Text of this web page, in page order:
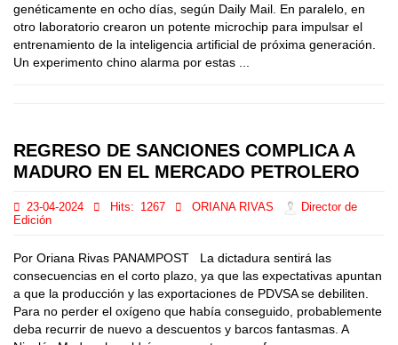
genéticamente en ocho días, según Daily Mail. En paralelo, en
otro laboratorio crearon un potente microchip para impulsar el
entrenamiento de la inteligencia artificial de próxima generación.
Un experimento chino alarma por estas ...
REGRESO DE SANCIONES COMPLICA A
MADURO EN EL MERCADO PETROLERO
23-04-2024 Hits: 1267 ORIANA RIVAS
Director de
Edición
Por Oriana Rivas PANAMPOST La dictadura sentirá las
consecuencias en el corto plazo, ya que las expectativas apuntan
a que la producción y las exportaciones de PDVSA se debiliten.
Para no perder el oxígeno que había conseguido, probablemente
deba recurrir de nuevo a descuentos y barcos fantasmas. A